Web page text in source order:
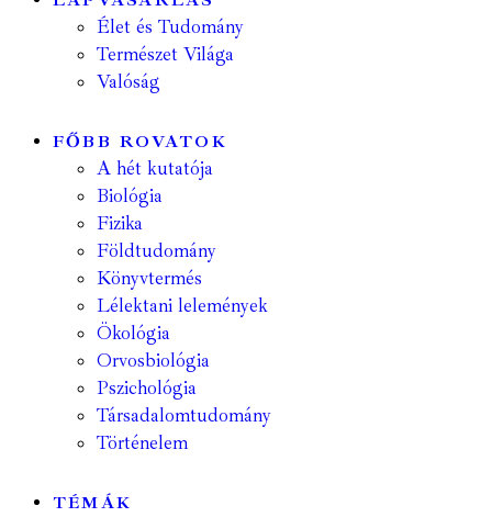
Élet és Tudomány
Természet Világa
Valóság
FŐBB ROVATOK
A hét kutatója
Biológia
Fizika
Földtudomány
Könyvtermés
Lélektani lelemények
Ökológia
Orvosbiológia
Pszichológia
Társadalomtudomány
Történelem
TÉMÁK